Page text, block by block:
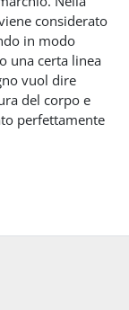
considerato
in modo
una certa linea
vuol dire
del corpo e
perfettamente